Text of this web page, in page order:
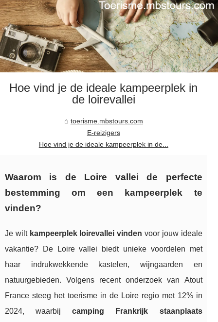
Hoe vind je de ideale kampeerplek in
de loirevallei
toerisme.mbstours.com
E-reizigers
Hoe vind je de ideale kampeerplek in de...
Waarom is de Loire vallei de perfecte
bestemming om een kampeerplek te
vinden?
Je wilt kampeerplek loirevallei vinden voor jouw ideale
vakantie? De Loire vallei biedt unieke voordelen met
haar indrukwekkende kastelen, wijngaarden en
natuurgebieden. Volgens recent onderzoek van Atout
France steeg het toerisme in de Loire regio met 12% in
2024, waarbijcamping Frankrijk staanplaats